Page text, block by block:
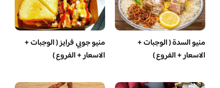
منيو السدة ( الوجبات +
الاسعار + الفروع )
منيو جوبي فرايز ( الوجبات +
الاسعار + الفروع )